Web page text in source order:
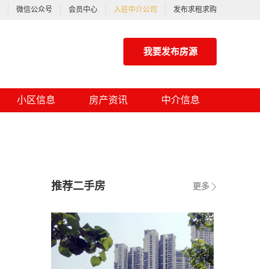
微信公众号 会员中心 入驻中介公司 发布求租求购
我要发布房源
小区信息 房产资讯 中介信息
更多
推荐二手房